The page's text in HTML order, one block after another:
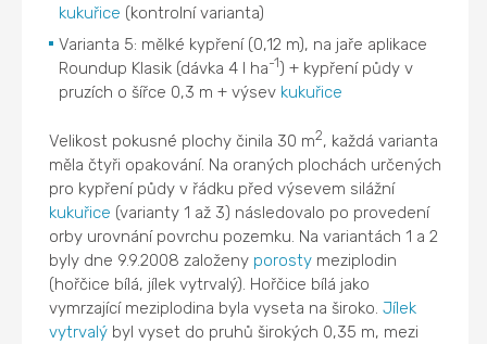
kukuřice (kontrolní varianta)
Varianta 5: mělké kypření (0,12 m), na jaře aplikace
Roundup Klasik (dávka 4 l ha-1) + kypření půdy v
pruzích o šířce 0,3 m + výsev kukuřice
Velikost pokusné plochy činila 30 m2, každá varianta
měla čtyři opakování. Na oraných plochách určených
pro kypření půdy v řádku před výsevem silážní
kukuřice (varianty 1 až 3) následovalo po provedení
orby urovnání povrchu pozemku. Na variantách 1 a 2
byly dne 9.9.2008 založeny porostymeziplodin
(hořčice bílá, jílek vytrvalý). Hořčice bílá jako
vymrzající meziplodina byla vyseta na široko. Jílek
vytrvalýbyl vyset do pruhů širokých 0,35 m, mezi